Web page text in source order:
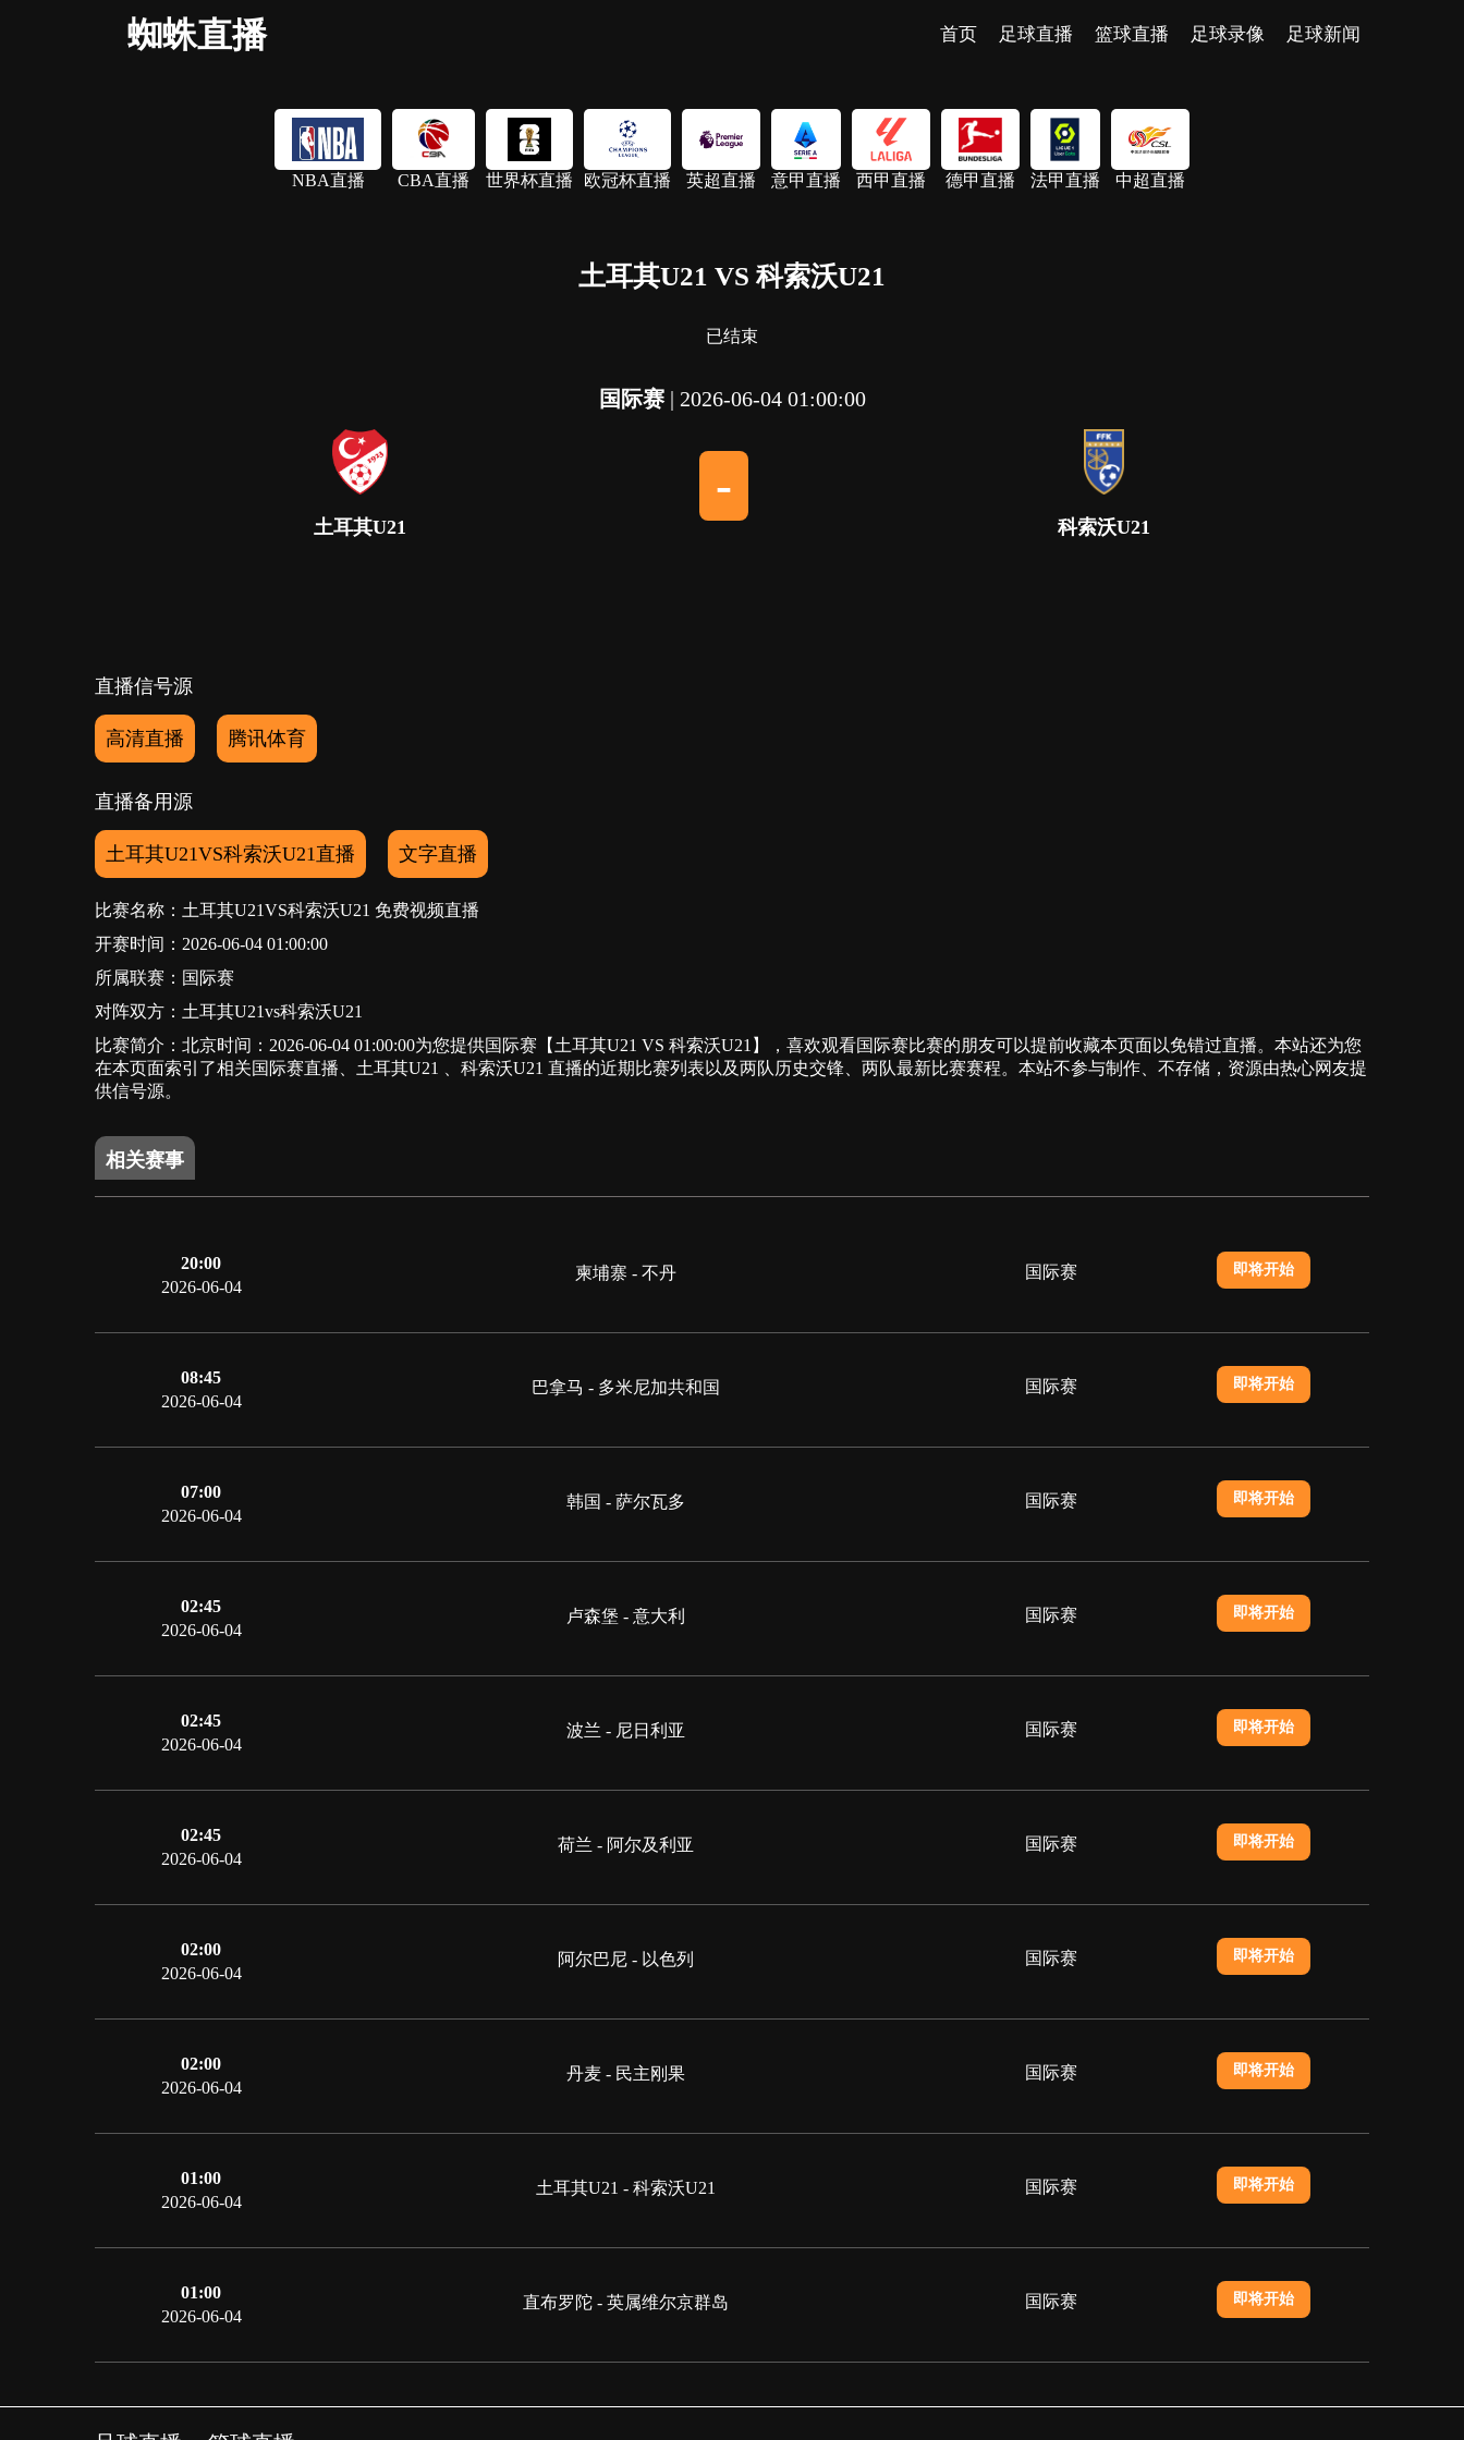
蜘蛛直播 首页 足球直播 篮球直播 足球录像 足球新闻
NBA直播 CBA直播 世界杯直播 欧冠杯直播 英超直播 意甲直播 西甲直播 德甲直播 法甲直播 中超直播
土耳其U21 VS 科索沃U21
已结束
国际赛| 2026-06-04 01:00:00
土耳其U21
-
科索沃U21
直播信号源
高清直播 腾讯体育
直播备用源
土耳其U21VS科索沃U21直播 文字直播
比赛名称：土耳其U21VS科索沃U21 免费视频直播
开赛时间：2026-06-04 01:00:00
所属联赛： 国际赛
对阵双方：土耳其U21vs科索沃U21
比赛简介：北京时间：2026-06-04 01:00:00为您提供国际赛【土耳其U21 VS 科索沃U21】，喜欢观看国际赛比赛的朋友可以提前收藏本页面以免错过直播。本站还为您
在本页面索引了相关国际赛直播、土耳其U21 、科索沃U21 直播的近期比赛列表以及两队历史交锋、两队最新比赛赛程。本站不参与制作、不存储，资源由热心网友提
供信号源。
相关赛事
20:00
2026-06-04
柬埔寨 - 不丹 国际赛 即将开始
08:45
2026-06-04
巴拿马 - 多米尼加共和国 国际赛 即将开始
07:00
2026-06-04
韩国 - 萨尔瓦多 国际赛 即将开始
02:45
2026-06-04
卢森堡 - 意大利 国际赛 即将开始
02:45
2026-06-04
波兰 - 尼日利亚 国际赛 即将开始
02:45
2026-06-04
荷兰 - 阿尔及利亚 国际赛 即将开始
02:00
2026-06-04
阿尔巴尼 - 以色列 国际赛 即将开始
02:00
2026-06-04
丹麦 - 民主刚果 国际赛 即将开始
01:00
2026-06-04
土耳其U21 - 科索沃U21 国际赛 即将开始
01:00
2026-06-04
直布罗陀 - 英属维尔京群岛 国际赛 即将开始